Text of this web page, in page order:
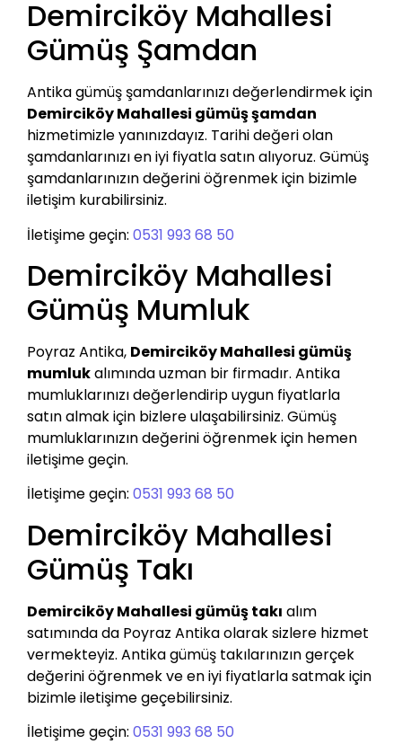
Demirciköy Mahallesi
Gümüş Şamdan
Antika gümüş şamdanlarınızı değerlendirmek için
Demirciköy Mahallesi gümüş şamdan
hizmetimizle yanınızdayız. Tarihi değeri olan
şamdanlarınızı en iyi fiyatla satın alıyoruz. Gümüş
şamdanlarınızın değerini öğrenmek için bizimle
iletişim kurabilirsiniz.
İletişime geçin: 0531 993 68 50
Demirciköy Mahallesi
Gümüş Mumluk
Poyraz Antika, Demirciköy Mahallesi gümüş
mumlukalımında uzman bir firmadır. Antika
mumluklarınızı değerlendirip uygun fiyatlarla
satın almak için bizlere ulaşabilirsiniz. Gümüş
mumluklarınızın değerini öğrenmek için hemen
iletişime geçin.
İletişime geçin: 0531 993 68 50
Demirciköy Mahallesi
Gümüş Takı
Demirciköy Mahallesi gümüş takı alım
satımında da Poyraz Antika olarak sizlere hizmet
vermekteyiz. Antika gümüş takılarınızın gerçek
değerini öğrenmek ve en iyi fiyatlarla satmak için
bizimle iletişime geçebilirsiniz.
İletişime geçin: 0531 993 68 50